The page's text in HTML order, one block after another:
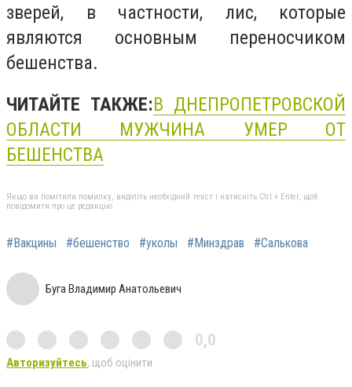
зверей, в частности, лис, которые
являются основным переносчиком
бешенства.
ЧИТАЙТЕ ТАКЖЕ:В ДНЕПРОПЕТРОВСКОЙ
ОБЛАСТИ МУЖЧИНА УМЕР ОТ
БЕШЕНСТВА
Якщо ви помітили помилку, виділіть необхідний текст і натисніть Ctrl + Enter, щоб
повідомити про це редакцію
#Вакцины #бешенство #уколы #Минздрав #Салькова
Буга Владимир Анатольевич
0,0
Авторизуйтесь, щоб оцінити